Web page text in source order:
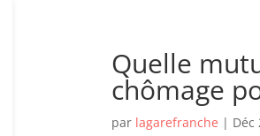
Quelle
chômage
par lagarefranche | Déc